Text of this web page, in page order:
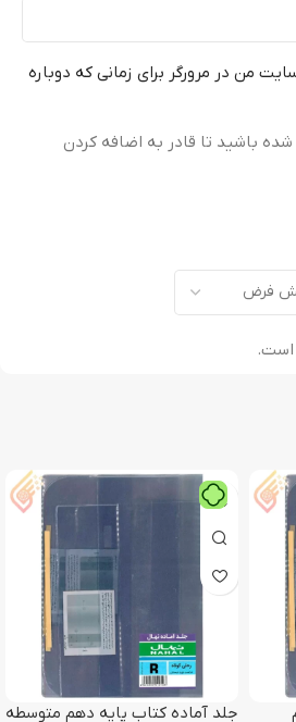
است.
من در مرورگر برای زمانی که دوباره
باشید تا قادر به اضافه کردن
جلد آماده کتاب پایه دهم متوسطه